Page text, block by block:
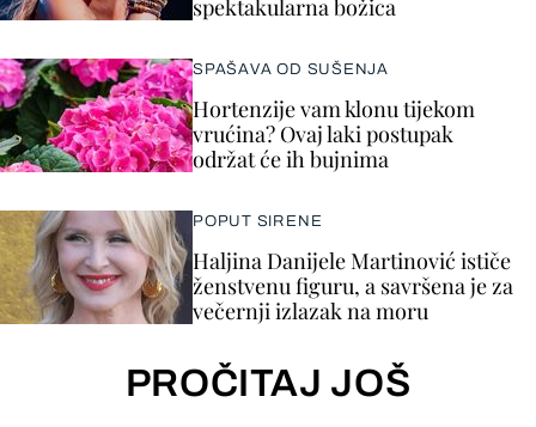
spektakularna božica
SPAŠAVA OD SUŠENJA
Hortenzije vam klonu tijekom
vrućina? Ovaj laki postupak
održat će ih bujnima
POPUT SIRENE
Haljina Danijele Martinović ističe
ženstvenu figuru, a savršena je za
večernji izlazak na moru
PROČITAJ JOŠ